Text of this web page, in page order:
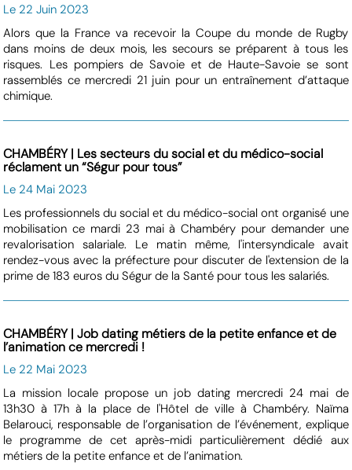
Le 22 Juin 2023
Alors que la France va recevoir la Coupe du monde de Rugby
dans moins de deux mois, les secours se préparent à tous les
risques. Les pompiers de Savoie et de Haute-Savoie se sont
rassemblés ce mercredi 21 juin pour un entraînement d’attaque
chimique.
CHAMBÉRY | Les secteurs du social et du médico-social
réclament un “Ségur pour tous”
Le 24 Mai 2023
Les professionnels du social et du médico-social ont organisé une
mobilisation ce mardi 23 mai à Chambéry pour demander une
revalorisation salariale. Le matin même, l'intersyndicale avait
rendez-vous avec la préfecture pour discuter de l'extension de la
prime de 183 euros du Ségur de la Santé pour tous les salariés.
CHAMBÉRY | Job dating métiers de la petite enfance et de
l’animation ce mercredi !
Le 22 Mai 2023
La mission locale propose un job dating mercredi 24 mai de
13h30 à 17h à la place de l'Hôtel de ville à Chambéry. Naïma
Belarouci, responsable de l’organisation de l’événement, explique
le programme de cet après-midi particulièrement dédié aux
métiers de la petite enfance et de l’animation.